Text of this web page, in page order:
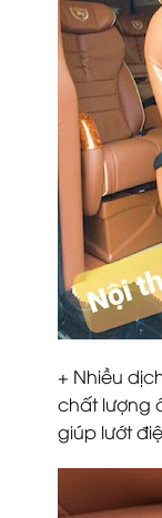
+ Nhiều
chất lượng
giúp lướt